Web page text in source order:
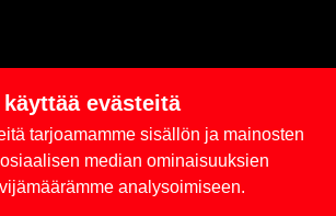
Rekisteriseloste
evästeitä
tarjoamamme sisällön ja mainosten
median ominaisuuksien
analysoimiseen.